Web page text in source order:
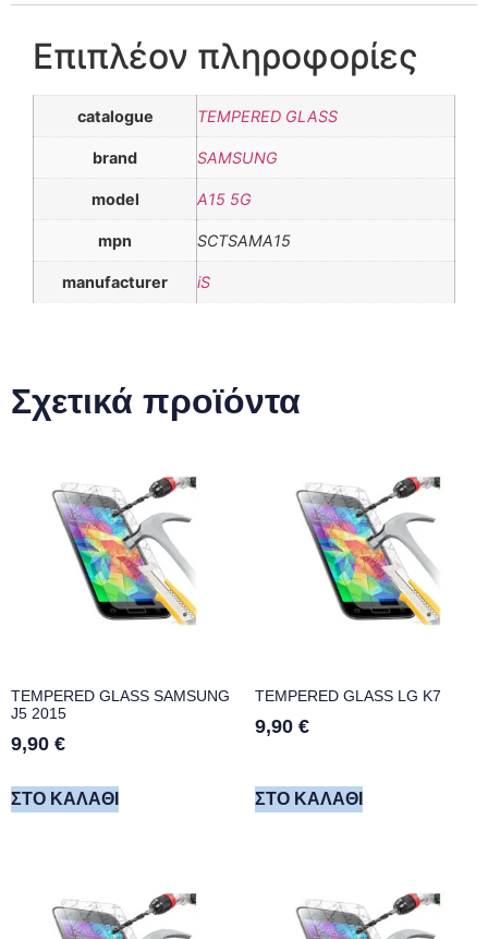
Επιπλέον πληροφορίες
catalogue TEMPERED GLASS
brand SAMSUNG
model A15 5G
mpn SCTSAMA15
manufacturer iS
Σχετικά προϊόντα
TEMPERED GLASS SAMSUNG
J5 2015
9,90 €
ΣΤΟ ΚΑΛΆΘΙ
TEMPERED GLASS LG K7
9,90 €
ΣΤΟ ΚΑΛΆΘΙ